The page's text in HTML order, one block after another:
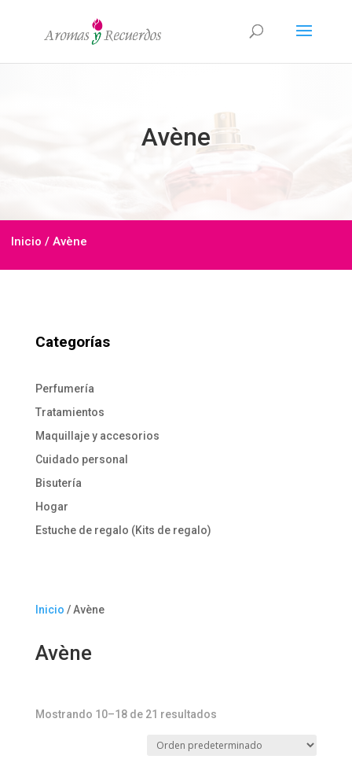
Avène
Inicio / Avène
Categorías
Perfumería
Tratamientos
Maquillaje y accesorios
Cuidado personal
Bisutería
Hogar
Estuche de regalo (Kits de regalo)
Inicio / Avène
Avène
Mostrando 10–18 de 21 resultados